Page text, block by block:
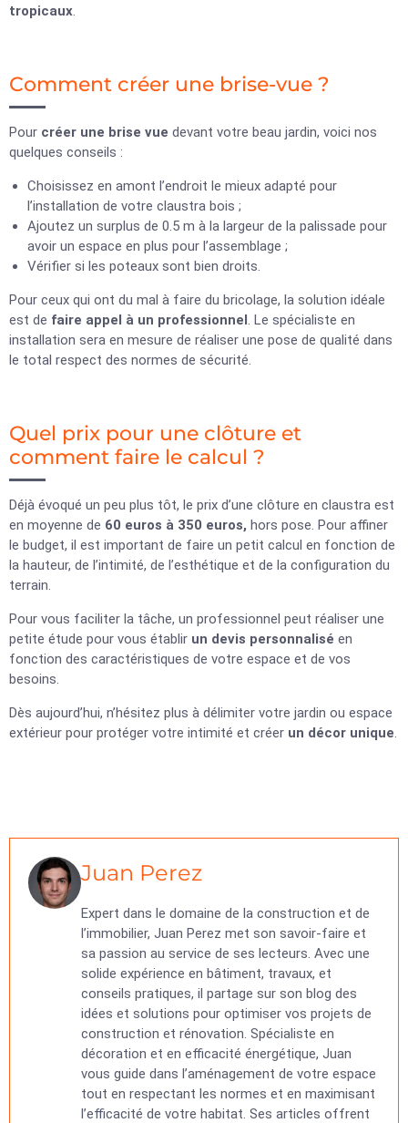
tropicaux.
Comment créer une brise-vue ?
Pour créer une brise vue devant votre beau jardin, voici nos
quelques conseils :
Choisissez en amont l’endroit le mieux adapté pour
l’installation de votre claustra bois ;
Ajoutez un surplus de 0.5 m à la largeur de la palissade pour
avoir un espace en plus pour l’assemblage ;
Vérifier si les poteaux sont bien droits.
Pour ceux qui ont du mal à faire du bricolage, la solution idéale
est de faire appel à un professionnel. Le spécialiste en
installation sera en mesure de réaliser une pose de qualité dans
le total respect des normes de sécurité.
Quel prix pour une clôture et
comment faire le calcul ?
Déjà évoqué un peu plus tôt, le prix d’une clôture en claustra est
en moyenne de 60 euros à 350 euros, hors pose. Pour affiner
le budget, il est important de faire un petit calcul en fonction de
la hauteur, de l’intimité, de l’esthétique et de la configuration du
terrain.
Pour vous faciliter la tâche, un professionnel peut réaliser une
petite étude pour vous établir un devis personnalisé en
fonction des caractéristiques de votre espace et de vos
besoins.
Dès aujourd’hui, n’hésitez plus à délimiter votre jardin ou espace
extérieur pour protéger votre intimité et créer un décor unique.
Juan Perez
Expert dans le domaine de la construction et de
l’immobilier, Juan Perez met son savoir-faire et
sa passion au service de ses lecteurs. Avec une
solide expérience en bâtiment, travaux, et
conseils pratiques, il partage sur son blog des
idées et solutions pour optimiser vos projets de
construction et rénovation. Spécialiste en
décoration et en efficacité énergétique, Juan
vous guide dans l’aménagement de votre espace
tout en respectant les normes et en maximisant
l’efficacité de votre habitat. Ses articles offrent